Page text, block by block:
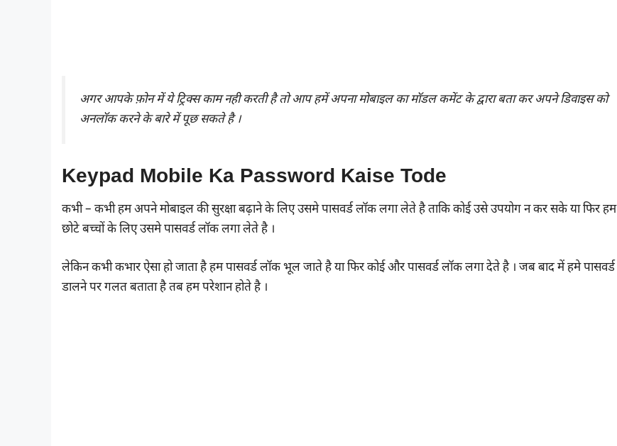
अगर आपके फ़ोन में ये ट्रिक्स काम नही करती है तो आप हमें अपना मोबाइल का मॉडल कमेंट के द्वारा बता कर अपने डिवाइस को
अनलॉक करने के बारे में पूछ सकते है ।
Keypad Mobile Ka Password Kaise Tode
कभी – कभी हम अपने मोबाइल की सुरक्षा बढ़ाने के लिए उसमे पासवर्ड लॉक लगा लेते है ताकि कोई उसे उपयोग न कर सके या फिर हम
छोटे बच्चों के लिए उसमे पासवर्ड लॉक लगा लेते है ।
लेकिन कभी कभार ऐसा हो जाता है हम पासवर्ड लॉक भूल जाते है या फिर कोई और पासवर्ड लॉक लगा देते है । जब बाद में हमे पासवर्ड
डालने पर गलत बताता है तब हम परेशान होते है ।